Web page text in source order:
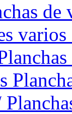
de
varios